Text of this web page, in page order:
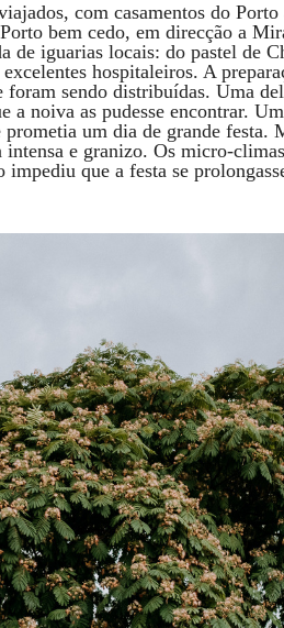
com casamentos do
bem cedo, em direcção a
de iguarias locais: do pastel de
hospitaleiros. A
foram sendo distribuídas. Uma
a noiva as pudesse encontrar.
um dia de grande festa.
e granizo. Os micro-
impediu que a festa se